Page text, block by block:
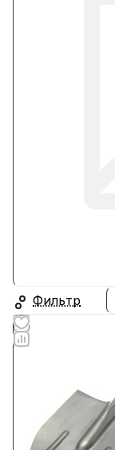
Фильтр